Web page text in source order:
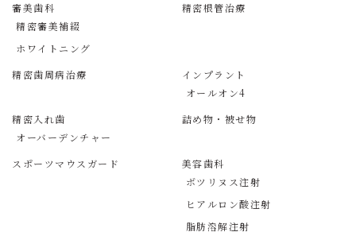
審美歯科
精密審美補綴
ホワイトニング
精密根管治療
精密歯周病治療
インプラント
オールオン4
精密入れ歯
オーバーデンチャー
詰め物・被せ物
スポーツマウスガード
美容歯科
ボツリヌス注射
ヒアルロン酸注射
脂肪溶解注射